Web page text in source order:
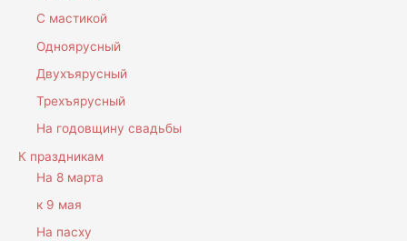
С мастикой
Одноярусный
Двухъярусный
Трехъярусный
На годовщину свадьбы
К праздникам
На 8 марта
к 9 мая
На пасху